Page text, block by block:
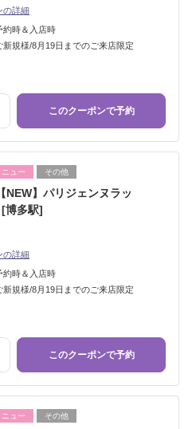
の詳細
約時＆入店時
新規様/8月19日までのご来店限定
このクーポンで予約
ュー その他
NEW】パリジェンヌラッ
博多駅]
の詳細
約時＆入店時
新規様/8月19日までのご来店限定
このクーポンで予約
ュー その他